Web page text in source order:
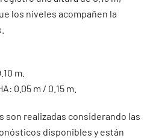
los niveles acompañen la
m.
0.05 m / 0.15 m.
son realizadas considerando las
disponibles y están